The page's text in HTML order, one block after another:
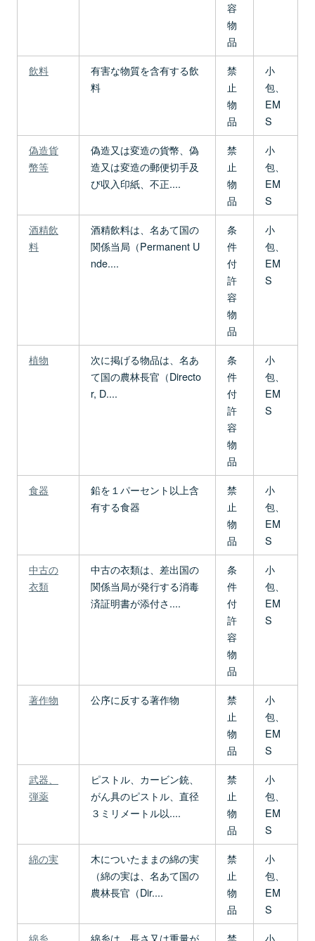
容
物
品
飲料
有害な物質を含有する飲
料
禁
止
物
品
小
包、
EM
S
偽造貨
幣等
偽造又は変造の貨幣、偽
造又は変造の郵便切手及
び収入印紙、不正....
禁
止
物
品
小
包、
EM
S
酒精飲
料
酒精飲料は、名あて国の
関係当局（Permanent U
nde....
条
件
付
許
容
物
品
小
包、
EM
S
植物
次に掲げる物品は、名あ
て国の農林長官（Directo
r, D....
条
件
付
許
容
物
品
小
包、
EM
S
食器
鉛を１パーセント以上含
有する食器
禁
止
物
品
小
包、
EM
S
中古の
衣類
中古の衣類は、差出国の
関係当局が発行する消毒
済証明書が添付さ....
条
件
付
許
容
物
品
小
包、
EM
S
著作物 公序に反する著作物
禁
止
物
品
小
包、
EM
S
武器、
弾薬
ピストル、カービン銃、
がん具のピストル、直径
３ミリメートル以....
禁
止
物
品
小
包、
EM
S
綿の実
木についたままの綿の実
（綿の実は、名あて国の
農林長官（Dir....
禁
止
物
品
小
包、
EM
S
綿糸
綿糸は、長さ又は重量が 禁 小